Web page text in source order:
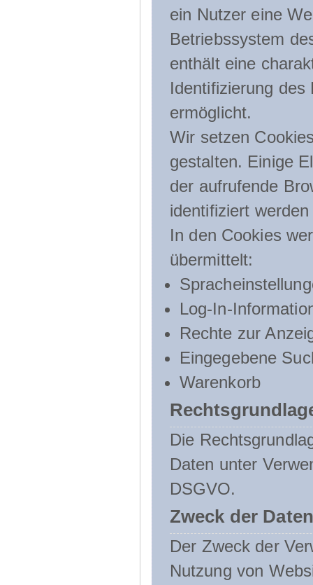
ein Nutzer eine
Betriebssystem
enthält eine
Identifizierung
ermöglicht.
Wir setzen
gestalten. Einige
der aufrufende
identifiziert
In den Cookies
übermittelt:
Log-In-
Rechte zur
Eingegebene
Warenkorb
Die
Daten unter
DSGVO.
Zweck der
Der Zweck der
Nutzung von